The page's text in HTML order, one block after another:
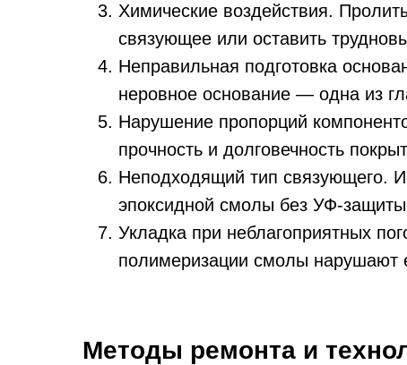
Химические воздействия.
связующее или оставить
Неправильная подготовка
неровное основание — одна из
Нарушение пропорций
прочность и долговечность
Неподходящий тип связующего.
эпоксидной смолы без УФ-
Укладка при неблагоприятных
полимеризации смолы нарушают
Методы ремонта и